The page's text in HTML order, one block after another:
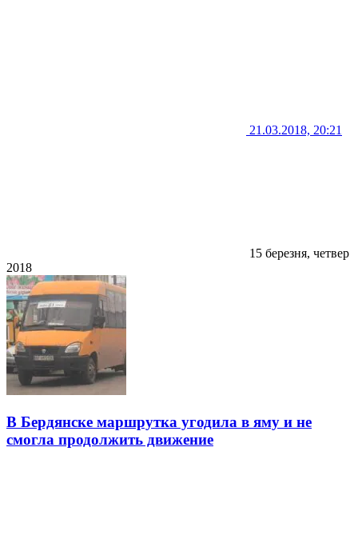
21.03.2018, 20:21
15 березня, четвер
2018
В Бердянске маршрутка угодила в яму и не
смогла продолжить движение